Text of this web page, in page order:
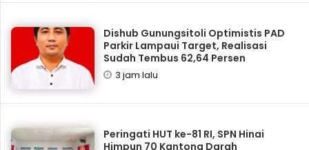
Dishub Gunungsitoli Optimistis PAD
Parkir Lampaui Target, Realisasi
Sudah Tembus 62,64 Persen
3 jam lalu
Peringati HUT ke-81 RI, SPN Hinai
Himpun 70 Kantong Darah